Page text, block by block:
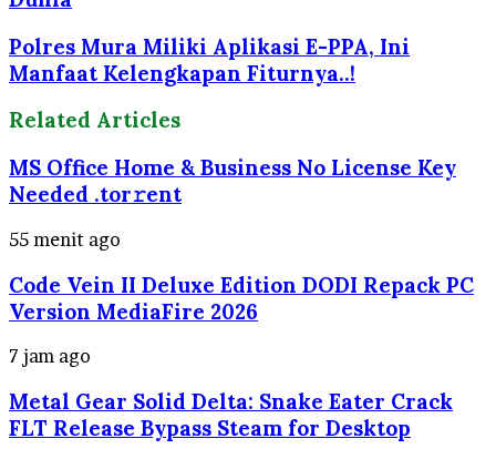
Polres Mura Miliki Aplikasi E-PPA, Ini
Manfaat Kelengkapan Fiturnya..!
Related Articles
MS Office Home & Business No License Key
Needed .tоr𝚛еnt
55 menit ago
Code Vein II Deluxe Edition DODI Repack PC
Version MediaFire 2026
7 jam ago
Metal Gear Solid Delta: Snake Eater Crack
FLT Release Bypass Steam for Desktop